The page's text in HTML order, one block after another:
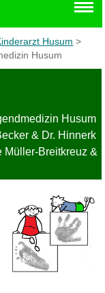
Husum >
Husum
Husum
& Dr. Hinnerk
Müller-Breitkreuz &